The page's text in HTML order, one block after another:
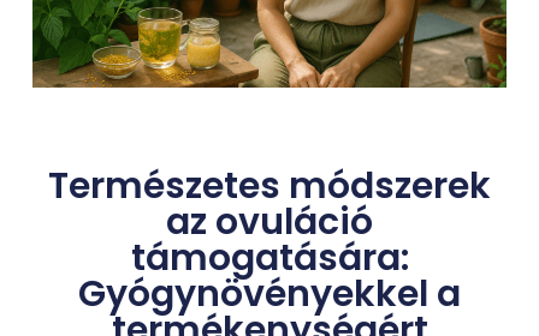
Természetes módszerek
az ovuláció
támogatására:
Gyógynövényekkel a